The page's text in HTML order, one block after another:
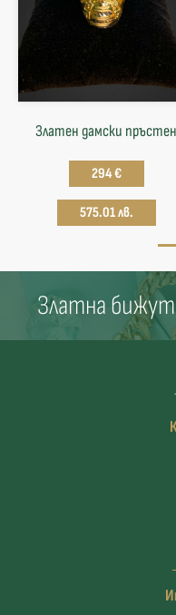
Златен дамски пръстен
294 €
575.01 лв.
Златна